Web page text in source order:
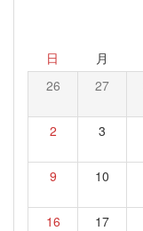
日 月
26 27
2 3
9 10
16 17